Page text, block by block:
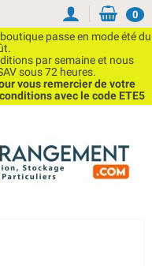
boutique passe en mode été du
par semaine et nous
sous 72 heures.
vous remercier de votre
avec le code ETE5
0